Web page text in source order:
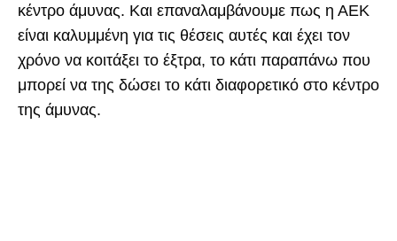
κέντρο άμυνας. Και επαναλαμβάνουμε πως η ΑΕΚ
είναι καλυμμένη για τις θέσεις αυτές και έχει τον
χρόνο να κοιτάξει το έξτρα, το κάτι παραπάνω που
μπορεί να της δώσει το κάτι διαφορετικό στο κέντρο
της άμυνας.